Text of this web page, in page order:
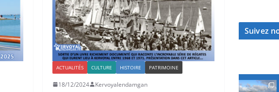
ACTUALITÉS CULTURE HISTOIRE PATRIMOINE
18/12/2024 Kervoyalendamgan
Suivez